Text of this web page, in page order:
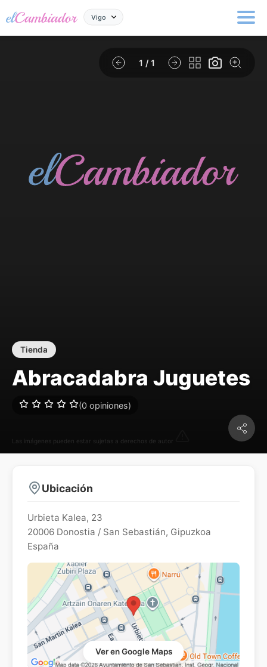
Vigo
1 / 1
Las imágenes pueden estar sujetas a derechos de autor
Tienda
Abracadabra Juguetes
(0 opiniones)
Ubicación
Urbieta Kalea, 23
20006 Donostia / San Sebastián, Gipuzkoa
España
Ver en Google Maps